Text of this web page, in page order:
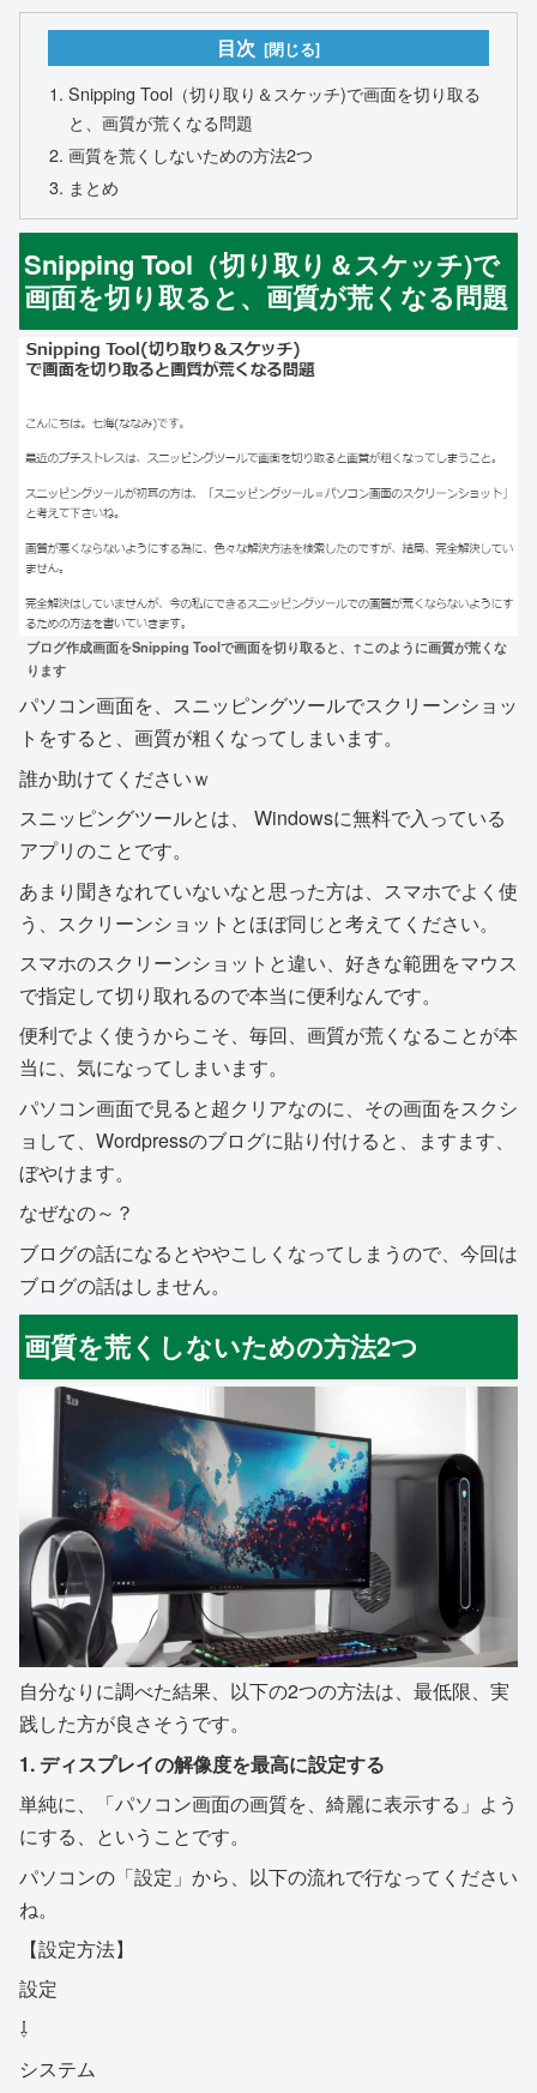
目次
Snipping Tool（切り取り＆スケッチ)で画面を切り取る
と、画質が荒くなる問題
画質を荒くしないための方法2つ
まとめ
Snipping Tool（切り取り＆スケッチ)で
画面を切り取ると、画質が荒くなる問題
ブログ作成画面をSnipping Toolで画面を切り取ると、↑このように画質が荒くな
ります
パソコン画面を、スニッピングツールでスクリーンショッ
トをすると、画質が粗くなってしまいます。
誰か助けてくださいｗ
スニッピングツールとは、 Windowsに無料で入っている
アプリのことです。
あまり聞きなれていないなと思った方は、スマホでよく使
う、スクリーンショットとほぼ同じと考えてください。
スマホのスクリーンショットと違い、好きな範囲をマウス
で指定して切り取れるので本当に便利なんです。
便利でよく使うからこそ、毎回、画質が荒くなることが本
当に、気になってしまいます。
パソコン画面で見ると超クリアなのに、その画面をスクシ
ョして、Wordpressのブログに貼り付けると、ますます、
ぼやけます。
なぜなの～？
ブログの話になるとややこしくなってしまうので、今回は
ブログの話はしません。
画質を荒くしないための方法2つ
自分なりに調べた結果、以下の2つの方法は、最低限、実
践した方が良さそうです。
1. ディスプレイの解像度を最高に設定する
単純に、「パソコン画面の画質を、綺麗に表示する」よう
にする、ということです。
パソコンの「設定」から、以下の流れで行なってください
ね。
【設定方法】
設定
⇩
システム